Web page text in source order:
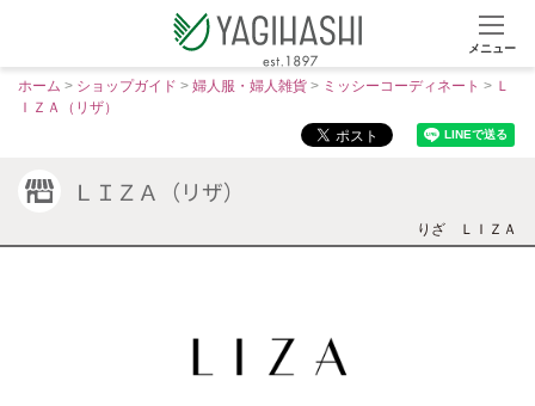
c
メニュー
ホーム > ショップガイド > 婦人服・婦人雑貨 > ミッシーコーディネート > Ｌ
ＩＺＡ（リザ）
ＬＩＺＡ（リザ）
りざ ＬＩＺＡ